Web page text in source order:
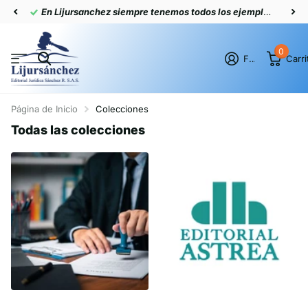
En Lijursanchez siempre tenemos todos los ejemplares actualizados
Firme en el registro
0
Página de Inicio Colecciones
Todas las colecciones